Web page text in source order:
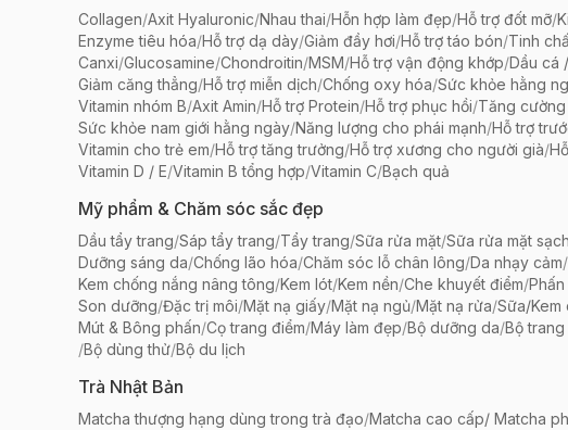
Collagen/Axit Hyaluronic/Nhau thai/Hỗn hợp làm đẹp/Hỗ trợ đốt mỡ/
Enzyme tiêu hóa/Hỗ trợ dạ dày/Giảm đầy hơi/Hỗ trợ táo bón/Tinh
Canxi/Glucosamine/Chondroitin/MSM/Hỗ trợ vận động khớp/Dầu cá
Giảm căng thẳng/Hỗ trợ miễn dịch/Chống oxy hóa/Sức khỏe hằng
Vitamin nhóm B/Axit Amin/Hỗ trợ Protein/Hỗ trợ phục hồi/Tăng cường
Sức khỏe nam giới hằng ngày/Năng lượng cho phái mạnh/Hỗ trợ
Vitamin cho trẻ em/Hỗ trợ tăng trưởng/Hỗ trợ xương cho người già/
Vitamin D / E/Vitamin B tổng hợp/Vitamin C/Bạch quả
Mỹ phẩm & Chăm sóc sắc đẹp
Dầu tẩy trang/Sáp tẩy trang/Tẩy trang/Sữa rửa mặt/Sữa rửa mặt
Dưỡng sáng da/Chống lão hóa/Chăm sóc lỗ chân lông/Da nhạy cảm/
Kem chống nắng nâng tông/Kem lót/Kem nền/Che khuyết điểm/
Son dưỡng/Đặc trị môi/Mặt nạ giấy/Mặt nạ ngủ/Mặt nạ rửa/Sữa/Kem
Mút & Bông phấn/Cọ trang điểm/Máy làm đẹp/Bộ dưỡng da/Bộ trang
/Bộ dùng thử/Bộ du lịch
Trà Nhật Bản
Matcha thượng hạng dùng trong trà đạo/Matcha cao cấp/ Matcha